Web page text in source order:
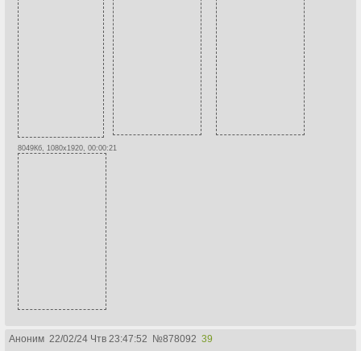
8049Кб, 1080x1920, 00:00:21
Аноним 22/02/24 Чтв 23:47:52 №878092 39